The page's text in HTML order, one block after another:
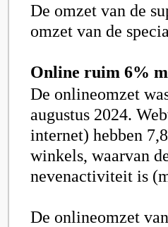
De omzet van de
omzet van de
Online ruim 6%
De onlineomzet
augustus 2024.
internet) hebben
winkels, waarvan
nevenactiviteit is
De onlineomzet